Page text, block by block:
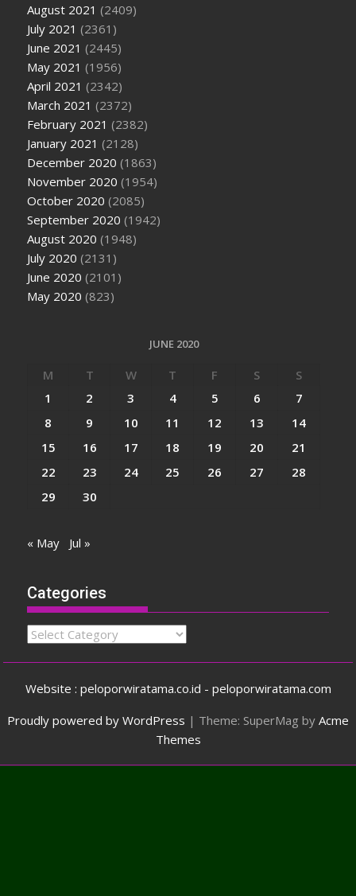
August 2021 (2409)
July 2021 (2361)
June 2021 (2445)
May 2021 (1956)
April 2021 (2342)
March 2021 (2372)
February 2021 (2382)
January 2021 (2128)
December 2020 (1863)
November 2020 (1954)
October 2020 (2085)
September 2020 (1942)
August 2020 (1948)
July 2020 (2131)
June 2020 (2101)
May 2020 (823)
JUNE 2020
M T W T F S
S
1
2 3 4 5 6
7
8
9 10 11 12 13
14
15
16 17 18 19 20
21
22
23 24 25 26 27
28
29
30
« May Jul »
Categories
Categories
Website : peloporwiratama.co.id - peloporwiratama.com
Proudly powered by WordPress | Theme: SuperMag by Acme
Themes